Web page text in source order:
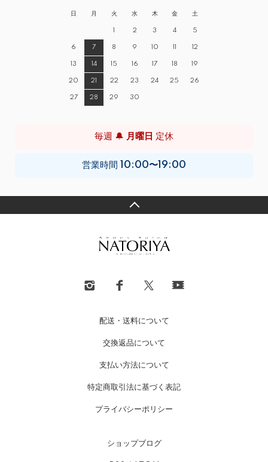
日 月 火 水 木 金 土
2 3 4 5
6 7 8 9 10 12
13 14 15 16 17 18 19
20 21 22 23 24 25 26
27 28 29 30
毎週 🔔 月曜日 定休
営業時間 10:00〜19:00
配送・送料について
交換返品について
支払い方法について
特定商取引法に基づく表記
プライバシーポリシー
ショップブログ